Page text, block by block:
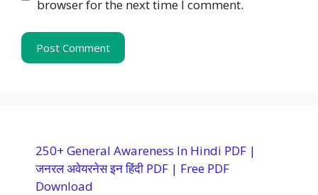
browser for the next time I comment.
250+ General Awareness In Hindi PDF |
जनरल अवेयरनेस इन हिंदी PDF | Free PDF
Download